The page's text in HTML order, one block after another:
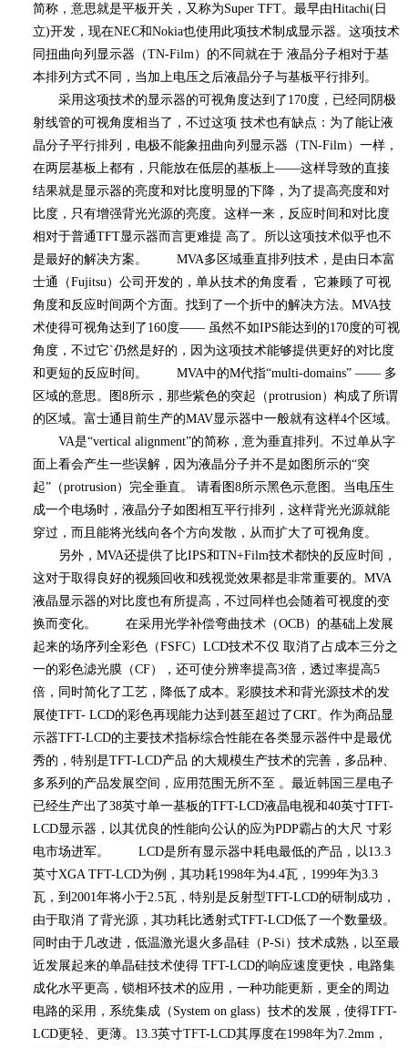
简称，意思就是平板开关，又称为Super TFT。最早由Hitachi(日
立)开发，现在NEC和Nokia也使用此项技术制成显示器。这项技术
同扭曲向列显示器（TN-Film ）的不同就在于 液晶分子相对于基
本排列方式不同，当加上电压之后液晶分子与基板平行排列。
采用这项技术的显示器的可视角度达到了 170度，已经同阴极
射线管的可视角度相当了，不过这项 技术也有缺点：为了能让液
晶分子平行排列，电极不能象扭曲向列显示器（TN-Film ）一样，
在两层基板上都有，只能放在低层的基板上——这样导致的直接
结果就是显示器的亮度和对比度明显的下降，为了提高亮度和对
比度，只有增强背光光源的亮度。这样一来，反应时间和对比度
相对于普通TFT显示器而言更难提 高了。所以这项技术似乎也不
是最好的解决方案。 MVA多区域垂直排列技术，是由日本富
士通（Fujitsu ）公司开发的，单从技术的角度看， 它兼顾了可视
角度和反应时间两个方面。找到了一个折中的解决方法。 MVA技
术使得可视角达到了 160度—— 虽然不如IPS能达到的170度的可视
角度，不过它`仍然是好的，因为这项技术能够提供更好的对比度
和更短的反应时间。 MVA中的M代指“multi-domains” —— 多
区域的意思。图8所示，那些紫色的突起（protrusion ）构成了所谓
的区域。富士通目前生产的MAV显示器中一般就有这样4个区域。
VA是“vertical alignment”的简称，意为垂直排列。不过单从字
面上看会产生一些误解，因为液晶分子并不是如图所示的“突
起” （protrusion ）完全垂直。 请看图8所示黑色示意图。当电压生
成一个电场时，液晶分子如图相互平行排列，这样背光光源就能
穿过，而且能将光线向各个方向发散，从而扩大了可视角度。
另外， MVA还提供了比IPS和TN+Film技术都快的反应时间，
这对于取得良好的视频回收和残视觉效果都是非常重要的。 MVA
液晶显示器的对比度也有所提高，不过同样也会随着可视度的变
换而变化。 在采用光学补偿弯曲技术（OCB）的基础上发展
起来的场序列全彩色（FSFC） LCD技术不仅 取消了占成本三分之
一的彩色滤光膜（CF），还可使分辨率提高3倍，透过率提高5
倍，同时简化了工艺，降低了成本。彩膜技术和背光源技术的发
展使TFT- LCD的彩色再现能力达到甚至超过了CRT。作为商品显
示器TFT-LCD的主要技术指标综合性能在各类显示器件中是最优
秀的，特别是TFT-LCD产品 的大规模生产技术的完善，多品种、
多系列的产品发展空间，应用范围无所不至 。最近韩国三星电子
已经生产出了38英寸单一基板的TFT-LCD液晶电视和40英寸TFT-
LCD显示器，以其优良的性能向公认的应为PDP霸占的大尺 寸彩
电市场进军。 LCD是所有显示器中耗电最低的产品，以 13.3
英寸XGA TFT-LCD为例，其功耗1998年为4.4瓦， 1999年为3.3
瓦，到 2001年将小于2.5瓦，特别是反射型TFT-LCD的研制成功，
由于取消 了背光源，其功耗比透射式TFT-LCD低了一个数量级。
同时由于几改进，低温激光退火多晶硅（P-Si ）技术成熟，以至最
近发展起来的单晶硅技术使得 TFT-LCD的响应速度更快，电路集
成化水平更高，锁相环技术的应用，一种功能更新，更全的周边
电路的采用，系统集成（ System on glass）技术的发展，使得TFT-
LCD更轻、更薄。 13.3英寸TFT-LCD其厚度在1998年为7.2mm ，